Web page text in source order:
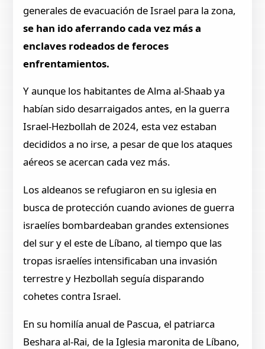
generales de evacuación de Israel para la zona,
se han ido aferrando cada vez más a
enclaves rodeados de feroces
enfrentamientos.
Y aunque los habitantes de Alma al-Shaab ya
habían sido desarraigados antes, en la guerra
Israel-Hezbollah de 2024, esta vez estaban
decididos a no irse, a pesar de que los ataques
aéreos se acercan cada vez más.
Los aldeanos se refugiaron en su iglesia en
busca de protección cuando aviones de guerra
israelíes bombardeaban grandes extensiones
del sur y el este de Líbano, al tiempo que las
tropas israelíes intensificaban una invasión
terrestre y Hezbollah seguía disparando
cohetes contra Israel.
En su homilía anual de Pascua, el patriarca
Beshara al-Rai, de la Iglesia maronita de Líbano,